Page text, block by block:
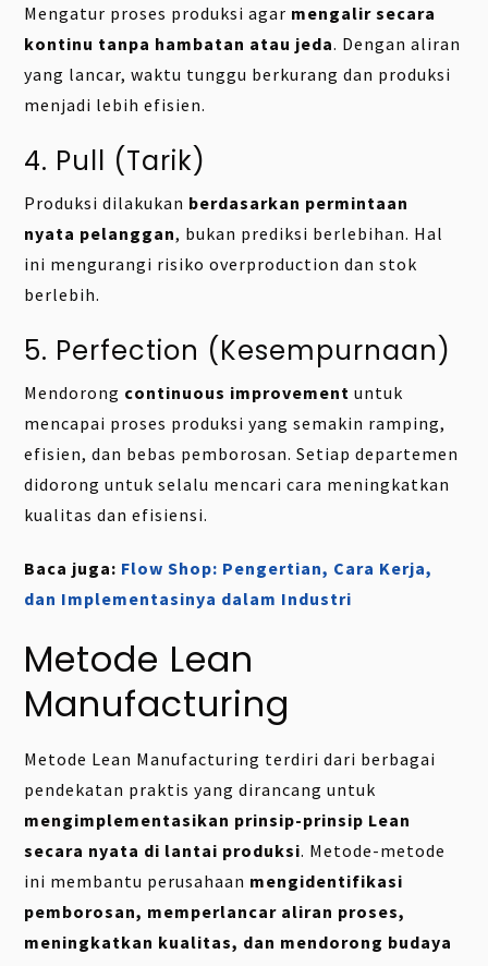
Mengatur proses produksi agar mengalir secara
kontinu tanpa hambatan atau jeda. Dengan aliran
yang lancar, waktu tunggu berkurang dan produksi
menjadi lebih efisien.
4. Pull (Tarik)
Produksi dilakukan berdasarkan permintaan
nyata pelanggan, bukan prediksi berlebihan. Hal
ini mengurangi risiko overproduction dan stok
berlebih.
5. Perfection (Kesempurnaan)
Mendorong continuous improvement untuk
mencapai proses produksi yang semakin ramping,
efisien, dan bebas pemborosan. Setiap departemen
didorong untuk selalu mencari cara meningkatkan
kualitas dan efisiensi.
Baca juga: Flow Shop: Pengertian, Cara Kerja,
dan Implementasinya dalam Industri
Metode Lean
Manufacturing
Metode Lean Manufacturing terdiri dari berbagai
pendekatan praktis yang dirancang untuk
mengimplementasikan prinsip-prinsip Lean
secara nyata di lantai produksi. Metode-metode
ini membantu perusahaan mengidentifikasi
pemborosan, memperlancar aliran proses,
meningkatkan kualitas, dan mendorong budaya